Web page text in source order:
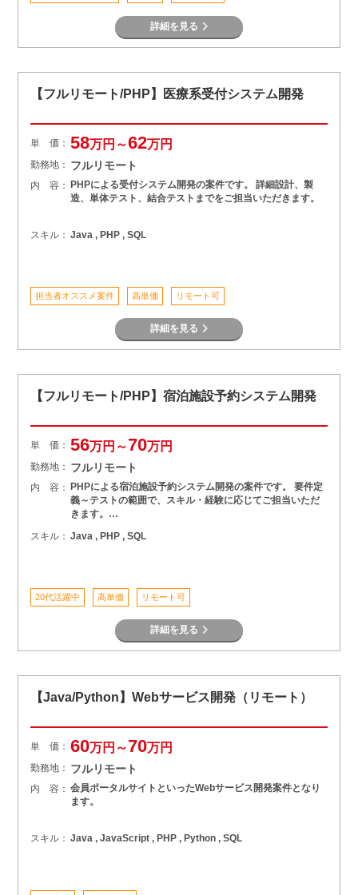
詳細を見る
【フルリモート/PHP】医療系受付システム開発
単 価： 58万円～62万円
勤務地： フルリモート
内 容：
PHPによる受付システム開発の案件です。 詳細設計、製
造、単体テスト、結合テストまでをご担当いただきます。
スキル： Java , PHP , SQL
担当者オススメ案件 高単価 リモート可
詳細を見る
【フルリモート/PHP】宿泊施設予約システム開発
単 価： 56万円～70万円
勤務地： フルリモート
内 容： PHPによる宿泊施設予約システム開発の案件です。 要件定
義～テストの範囲で、スキル・経験に応じてご担当いただ
きます。…
スキル： Java , PHP , SQL
20代活躍中 高単価 リモート可
詳細を見る
【Java/Python】Webサービス開発（リモート）
単 価： 60万円～70万円
勤務地： フルリモート
内 容： 会員ポータルサイトといったWebサービス開発案件となり
ます。
スキル： Java , JavaScript , PHP , Python , SQL